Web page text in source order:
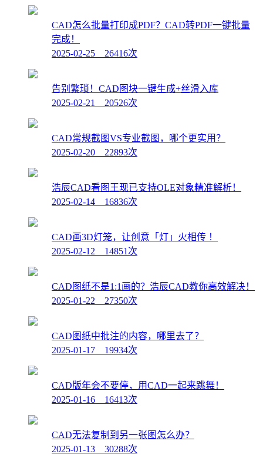
CAD怎么批量打印成PDF？CAD转PDF一键批量
完成！
2025-02-25 26416次
告别繁琐！CAD图块一键生成+丝滑入库
2025-02-21 20526次
CAD常规截图VS专业截图，哪个更实用？
2025-02-20 22893次
浩辰CAD看图王现已支持OLE对象精准解析！
2025-02-14 16836次
CAD画3D灯笼，让创意「灯」火相传 ！
2025-02-12 14851次
CAD图纸不是1:1画的？浩辰CAD教你高效解决！
2025-01-22 27350次
CAD图纸中批注的内容，哪里去了？
2025-01-17 19934次
CAD版年会不要停，用CAD一起来跳舞！
2025-01-16 16413次
CAD无法复制到另一张图怎么办？
2025-01-13 30288次